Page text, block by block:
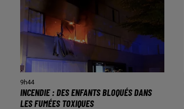
9h44
INCENDIE : DES ENFANTS BLOQUÉS DANS
LES FUMÉES TOXIQUES